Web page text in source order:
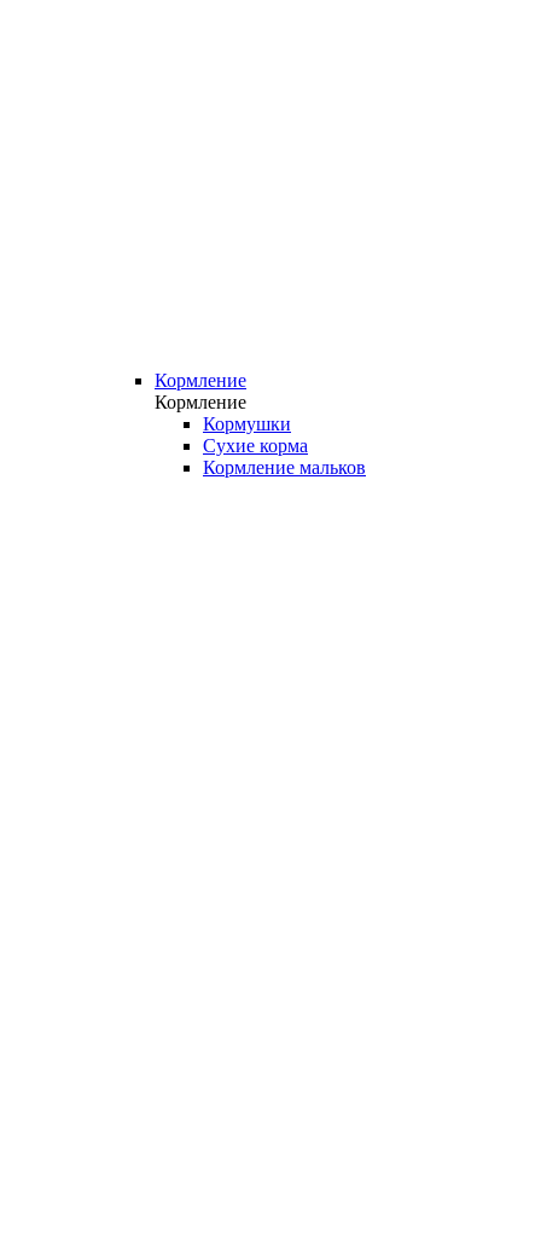
Кормление
Кормление
Кормушки
Сухие корма
Кормление мальков